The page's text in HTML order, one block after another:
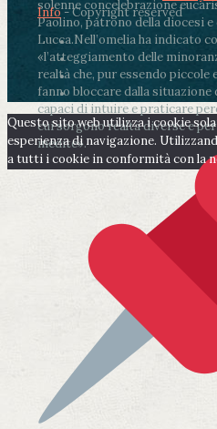
solenne concelebrazione
Paolino, patrono della diocesi
Lucca.Nell’omelia ha indicato
«l’atteggiamento delle
realtà che, pur essendo piccole
fanno bloccare dalla situazione
capaci di intuire e praticare
cui sorgono realtà diverse e
inedite».
Info- Copyright reserved
Questo sito web utilizza i cookie
esperienza di navigazione.
a tutti i cookie in conformità con la